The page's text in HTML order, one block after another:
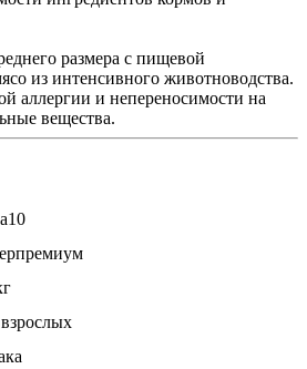
размера с пищевой
из интенсивного животноводства.
аллергии и непереносимости на
вещества.